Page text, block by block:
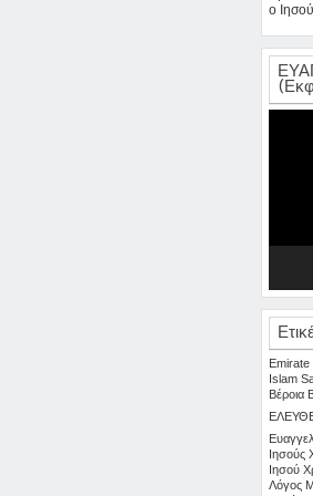
ο
Emirate
Islam
Βέροια
Ιησούς
Ιησού
Λόγος